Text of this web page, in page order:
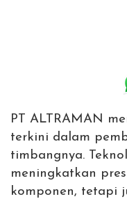
PT ALTRAMAN
terkini dalam
timbangnya.
meningkatkan
komponen, tetapi